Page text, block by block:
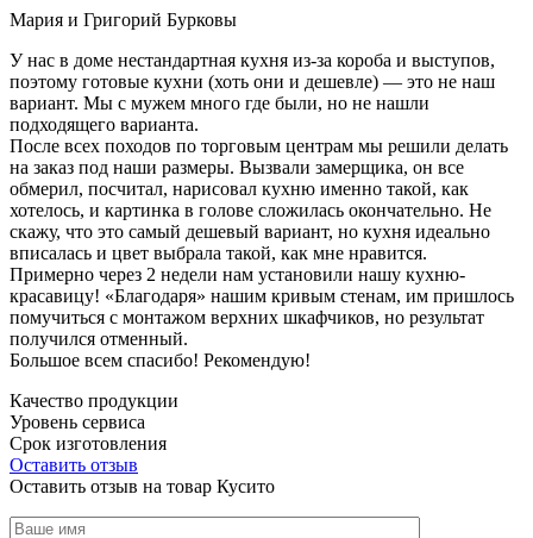
Мария и Григорий Бурковы
У нас в доме нестандартная кухня из-за короба и выступов,
поэтому готовые кухни (хоть они и дешевле) — это не наш
вариант. Мы с мужем много где были, но не нашли
подходящего варианта.
После всех походов по торговым центрам мы решили делать
на заказ под наши размеры. Вызвали замерщика, он все
обмерил, посчитал, нарисовал кухню именно такой, как
хотелось, и картинка в голове сложилась окончательно. Не
скажу, что это самый дешевый вариант, но кухня идеально
вписалась и цвет выбрала такой, как мне нравится.
Примерно через 2 недели нам установили нашу кухню-
красавицу! «Благодаря» нашим кривым стенам, им пришлось
помучиться с монтажом верхних шкафчиков, но результат
получился отменный.
Большое всем спасибо! Рекомендую!
Качество продукции
Уровень сервиса
Срок изготовления
Оставить отзыв
Оставить отзыв на товар Кусито